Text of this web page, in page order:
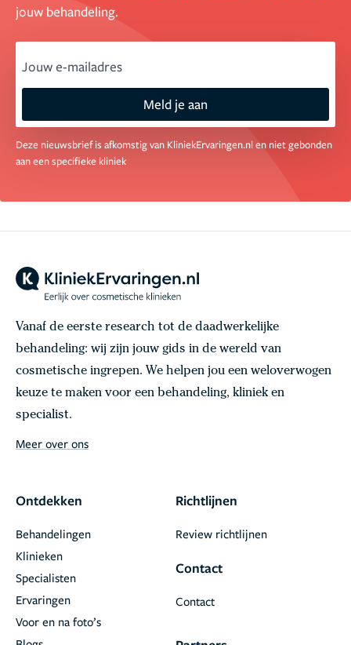
jouw behandeling.
Meld je aan
Deze nieuwsbrief is afkomstig van KliniekErvaringen.nl en niet gebonden
aan een specifieke kliniek
Vanaf de eerste research tot de daadwerkelijke
behandeling: wij zijn jouw gids in de wereld van
cosmetische ingrepen. We helpen jou een weloverwogen
keuze te maken voor een behandeling, kliniek en
specialist.
Meer over ons
Ontdekken
Behandelingen
Klinieken
Specialisten
Ervaringen
Voor en na foto’s
Richtlijnen
Review richtlijnen
Contact
Contact